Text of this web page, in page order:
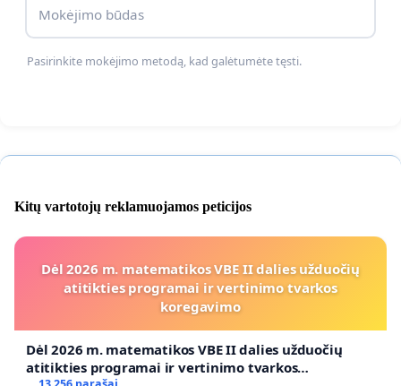
Mokėjimo būdas
Pasirinkite mokėjimo metodą, kad galėtumėte tęsti.
Kitų vartotojų reklamuojamos peticijos
Dėl 2026 m. matematikos VBE II dalies užduočių
atitikties programai ir vertinimo tvarkos
koregavimo
Dėl 2026 m. matematikos VBE II dalies užduočių
atitikties programai ir vertinimo tvarkos